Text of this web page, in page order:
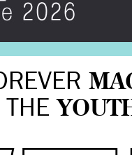
THE